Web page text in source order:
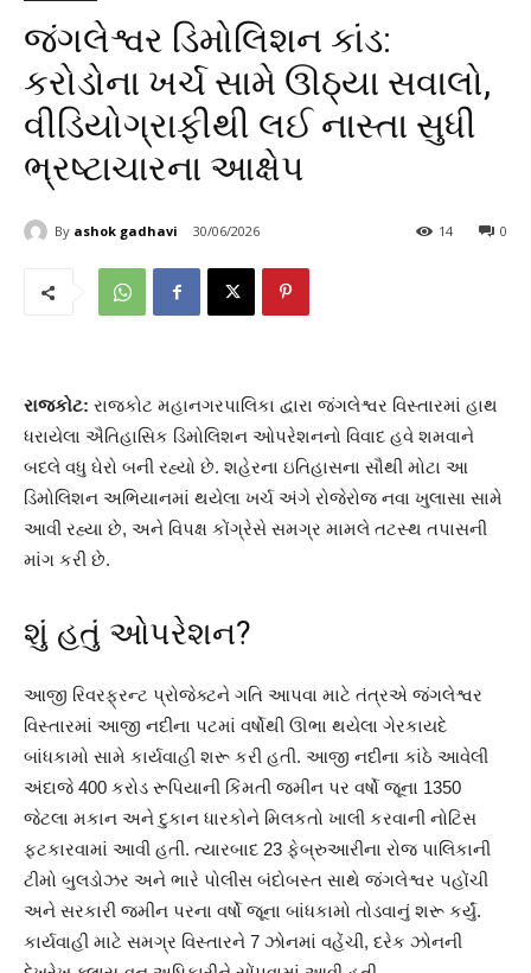
જંગલેશ્વર ડિમોલિશન કાંડ:
કરોડોના ખર્ચ સામે ઊઠ્યા સવાલો,
વીડિયોગ્રાફીથી લઈ નાસ્તા સુધી
ભ્રષ્ટાચારના આક્ષેપ
By ashok gadhavi 30/06/2026 0
14
રાજકોટ: રાજકોટ મહાનગરપાલિકા દ્વારા જંગલેશ્વર વિસ્તારમાં હાથ
ધરાયેલા ઐતિહાસિક ડિમોલિશન ઓપરેશનનો વિવાદ હવે શમવાને
બદલે વધુ ઘેરો બની રહ્યો છે. શહેરના ઇતિહાસના સૌથી મોટા આ
ડિમોલિશન અભિયાનમાં થયેલા ખર્ચ અંગે રોજેરોજ નવા ખુલાસા સામે
આવી રહ્યા છે, અને વિપક્ષ કોંગ્રેસે સમગ્ર મામલે તટસ્થ તપાસની
માંગ કરી છે.
શું હતું ઓપરેશન?
આજી રિવરફ્રન્ટ પ્રોજેક્ટને ગતિ આપવા માટે તંત્રએ જંગલેશ્વર
વિસ્તારમાં આજી નદીના પટમાં વર્ષોથી ઊભા થયેલા ગેરકાયદે
બાંધકામો સામે કાર્યવાહી શરૂ કરી હતી. આજી નદીના કાંઠે આવેલી
અંદાજે 400 કરોડ રૂપિયાની કિંમતી જમીન પર વર્ષો જૂના 1350
જેટલા મકાન અને દુકાન ધારકોને મિલકતો ખાલી કરવાની નોટિસ
ફટકારવામાં આવી હતી. ત્યારબાદ 23 ફેબ્રુઆરીના રોજ પાલિકાની
ટીમો બુલડોઝર અને ભારે પોલીસ બંદોબસ્ત સાથે જંગલેશ્વર પહોંચી
અને સરકારી જમીન પરના વર્ષો જૂના બાંધકામો તોડવાનું શરૂ કર્યું.
કાર્યવાહી માટે સમગ્ર વિસ્તારને 7 ઝોનમાં વહેંચી, દરેક ઝોનની